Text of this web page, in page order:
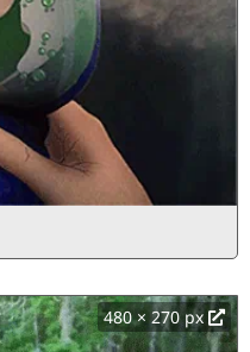
480 × 270 px